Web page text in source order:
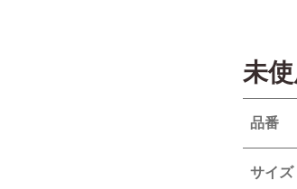
未
品番
サイズ